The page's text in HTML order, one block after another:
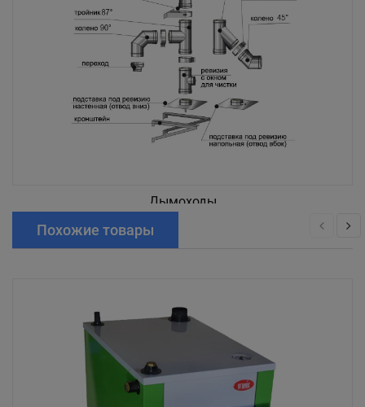
Дымоходы
Похожие товары